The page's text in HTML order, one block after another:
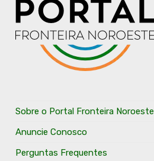
Sobre o Portal Fronteira Noroeste
Anuncie Conosco
Perguntas Frequentes